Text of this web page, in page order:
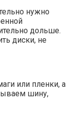
нужно
дольше.
диски, не
или пленки, а
шину,